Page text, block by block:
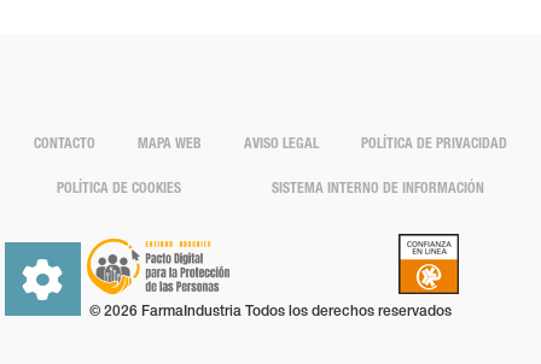
CONTACTO MAPA WEB AVISO LEGAL POLÍTICA DE PRIVACIDAD
POLÍTICA DE COOKIES SISTEMA INTERNO DE INFORMACIÓN
© 2026 FarmaIndustria Todos los derechos reservados